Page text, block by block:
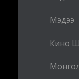
Мэдээ
Кино